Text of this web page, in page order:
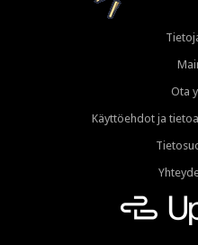
Ota
Käyttöehdot ja